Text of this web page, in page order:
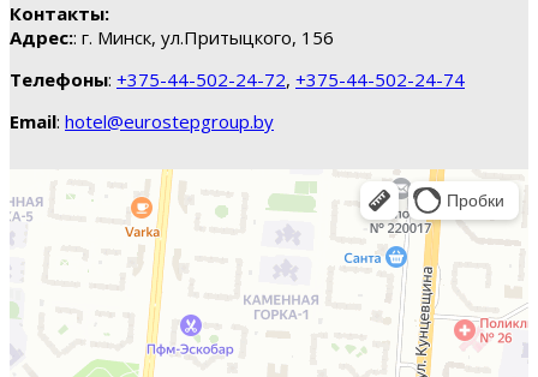
Контакты:
Адрес:: г. Минск, ул.Притыцкого, 156
Телефоны: +375-44-502-24-72, +375-44-502-24-74
Email: hotel@eurostepgroup.by